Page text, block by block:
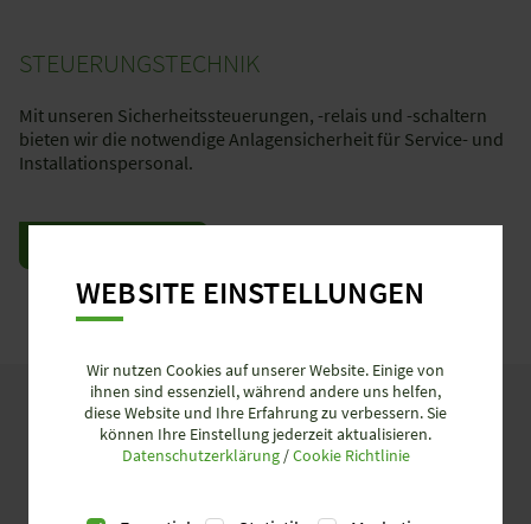
STEUERUNGSTECHNIK
Mit unseren Sicherheitssteuerungen, -relais und -schaltern
bieten wir die notwendige Anlagensicherheit für Service- und
Installationspersonal.
SCHON JETZTUNSERE PRODUKTE
DIGITAL ERLEBEN
WEBSITE EINSTELLUNGEN
Wir nutzen Cookies auf unserer Website. Einige von
ihnen sind essenziell, während andere uns helfen,
diese Website und Ihre Erfahrung zu verbessern. Sie
können Ihre Einstellung jederzeit aktualisieren.
Datenschutzerklärung/Cookie Richtlinie